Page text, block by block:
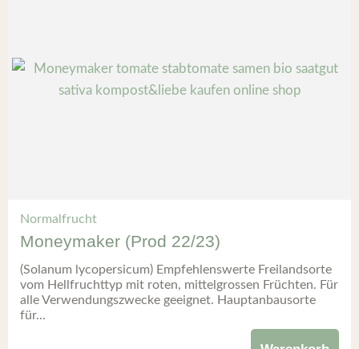
Normalfrucht
Moneymaker (Prod 22/23)
(Solanum lycopersicum) Empfehlenswerte Freilandsorte
vom Hellfruchttyp mit roten, mittelgrossen Früchten. Für
alle Verwendungszwecke geeignet. Hauptanbausorte
für...